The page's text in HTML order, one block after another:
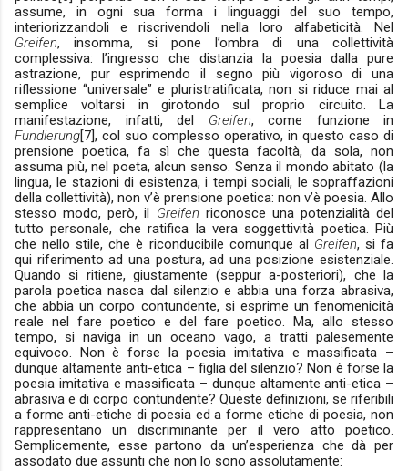
assume, in ogni sua forma i linguaggi del suo tempo,
interiorizzandoli e riscrivendoli nella loro alfabeticità. Nel
Greifen, insomma, si pone l’ombra di una collettività
complessiva: l’ingresso che distanzia la poesia dalla pure
astrazione, pur esprimendo il segno più vigoroso di una
riflessione “universale” e pluristratificata, non si riduce mai al
semplice voltarsi in girotondo sul proprio circuito. La
manifestazione, infatti, del Greifen, come funzione in
Fundierung[7], col suo complesso operativo, in questo caso di
prensione poetica, fa sì che questa facoltà, da sola, non
assuma più, nel poeta, alcun senso. Senza il mondo abitato (la
lingua, le stazioni di esistenza, i tempi sociali, le sopraffazioni
della collettività), non v’è prensione poetica: non v’è poesia. Allo
stesso modo, però, il Greifen riconosce una potenzialità del
tutto personale, che ratifica la vera soggettività poetica. Più
che nello stile, che è riconducibile comunque al Greifen, si fa
qui riferimento ad una postura, ad una posizione esistenziale.
Quando si ritiene, giustamente (seppur a-posteriori), che la
parola poetica nasca dal silenzio e abbia una forza abrasiva,
che abbia un corpo contundente, si esprime un fenomenicità
reale nel fare poetico e del fare poetico. Ma, allo stesso
tempo, si naviga in un oceano vago, a tratti palesemente
equivoco. Non è forse la poesia imitativa e massificata –
dunque altamente anti-etica – figlia del silenzio? Non è forse la
poesia imitativa e massificata – dunque altamente anti-etica –
abrasiva e di corpo contundente? Queste definizioni, se riferibili
a forme anti-etiche di poesia ed a forme etiche di poesia, non
rappresentano un discriminante per il vero atto poetico.
Semplicemente, esse partono da un’esperienza che dà per
assodato due assunti che non lo sono assolutamente: